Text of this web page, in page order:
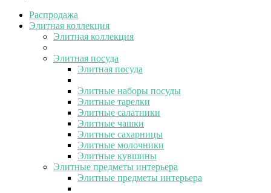
Распродажа
Элитная коллекция
Элитная коллекция
Элитная посуда
Элитная посуда
Элитные наборы посуды
Элитные тарелки
Элитные салатники
Элитные чашки
Элитные сахарницы
Элитные молочники
Элитные кувшины
Элитные предметы интерьера
Элитные предметы интерьера